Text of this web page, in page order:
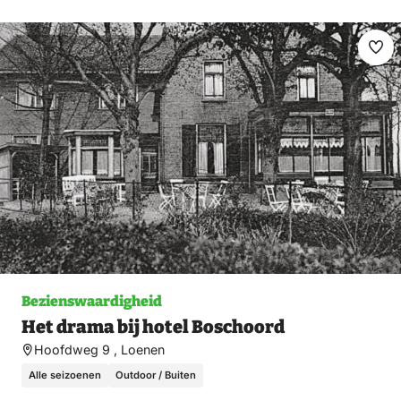
Bezienswaardigheid
Het drama bij hotel Boschoord
Hoofdweg 9 , Loenen
Alle seizoenen Outdoor / Buiten